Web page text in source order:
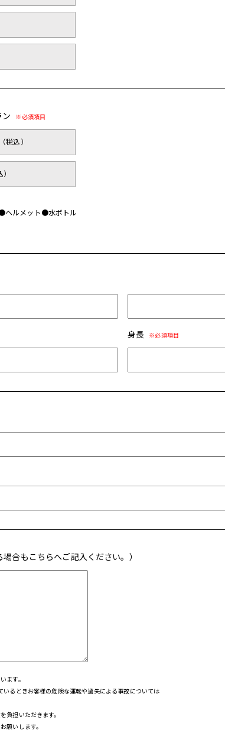
ン
税込）
ヘルメット●⽔ボトル
身長
合もこちらへご記入ください。）
ます。
るときお客様の危険な運転や過失による事故については
負担いただきます。
願いします。